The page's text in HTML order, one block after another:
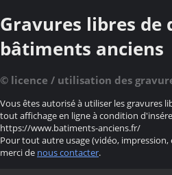
Gravures libres de
bâtiments anciens
© licence / utilisation des
Vous êtes autorisé à utiliser les gravures
tout affichage en ligne à condition
https://www.batiments-anciens.fr/
Pour tout autre usage (vidéo,
merci de nous contacter.